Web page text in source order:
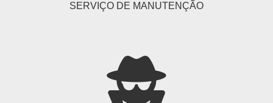
SERVIÇO DE MANUTENÇÃO